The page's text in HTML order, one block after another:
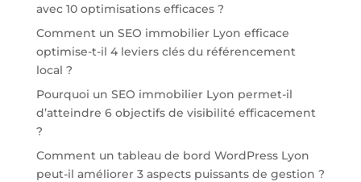
avec 10 optimisations efficaces ?
Comment un SEO immobilier Lyon efficace
optimise-t-il 4 leviers clés du référencement
local ?
Pourquoi un SEO immobilier Lyon permet-il
d’atteindre 6 objectifs de visibilité efficacement
?
Comment un tableau de bord WordPress Lyon
peut-il améliorer 3 aspects puissants de gestion ?